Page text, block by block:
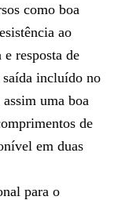
como boa
ao
resposta de
incluído no
uma boa
de
em duas
para o